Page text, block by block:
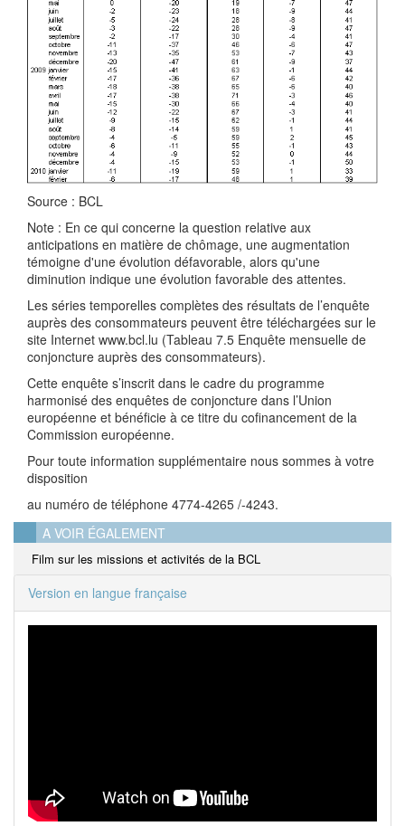
Source : BCL
Note : En ce qui concerne la question relative aux
anticipations en matière de chômage, une augmentation
témoigne d'une évolution défavorable, alors qu'une
diminution indique une évolution favorable des attentes.
Les séries temporelles complètes des résultats de l’enquête
auprès des consommateurs peuvent être téléchargées sur le
site Internet www.bcl.lu (Tableau 7.5 Enquête mensuelle de
conjoncture auprès des consommateurs).
Cette enquête s’inscrit dans le cadre du programme
harmonisé des enquêtes de conjoncture dans l’Union
européenne et bénéficie à ce titre du cofinancement de la
Commission européenne.
Pour toute information supplémentaire nous sommes à votre
disposition
au numéro de téléphone 4774-4265 /-4243.
A VOIR ÉGALEMENT
Film sur les missions et activités de la BCL
Version en langue française